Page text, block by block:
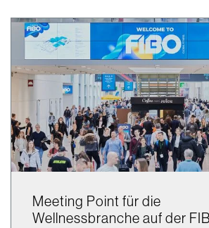
Meeting Point für die
Wellnessbranche auf der